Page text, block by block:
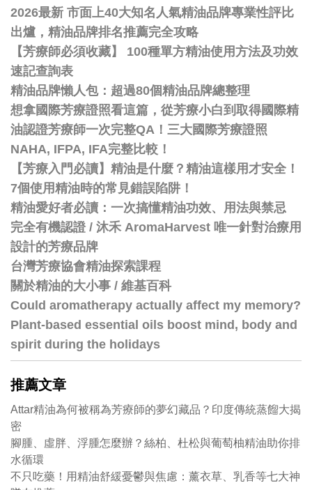
2026最新 市面上40大知名人氣精油品牌專業性評比
出爐，精油品牌排名推薦完全攻略
【芳療師必須收藏】 100種單方精油使用方法及功效
速記查詢表
精油品牌懶人包：超過80個精油品牌總整理
想拿國際芳療證照看這篇，從芳療小白到取得國際精
油認證芳療師一次完整QA！三大國際芳療證照
NAHA, IFPA, IFA完整比較！
【芳療入門必讀】精油是什麼？精油這樣用才安全！
7個使用精油時的常見錯誤陷阱！
精油愛好者必讀：一次搞懂精油功效、用法與禁忌
完全有機認證 / 沐禾 AromaHarvest 唯一針對治療用
設計的芳療品牌
台灣芳療協會精油探索課程
關於精油的大小事 / 維基百科
Could aromatherapy actually affect my memory?
Plant-based essential oils boost mind, body and
spirit during the holidays
推薦文章
Attar精油為何被稱為芳療師的夢幻藏品？印度傳統蒸餾大揭
密
腳腫、虛胖、浮腫怎麼辦？絲柏、杜松與葡萄柚精油助你排
水循環
不只吃藥！用精油舒緩憂鬱與焦慮：薰衣草、乳香等七大神